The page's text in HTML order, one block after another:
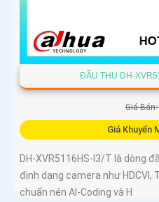
ĐẦU THU DH-
Giá Bán:
Giá Khuyến
DH-XVR5116HS-I3/T là dòng
định dạng camera như HDCVI,
chuẩn nén AI-Coding và H